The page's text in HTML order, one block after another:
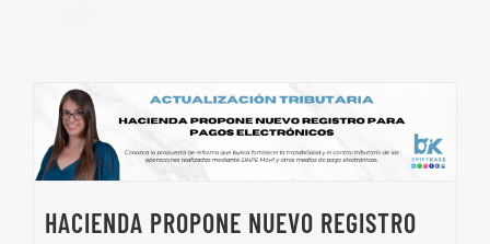
HACIENDA PROPONE NUEVO REGISTRO